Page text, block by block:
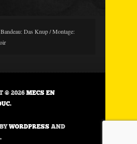
Das Knup / Montage:
© 2026 MECS EN
.
WORDPRESS AND
.